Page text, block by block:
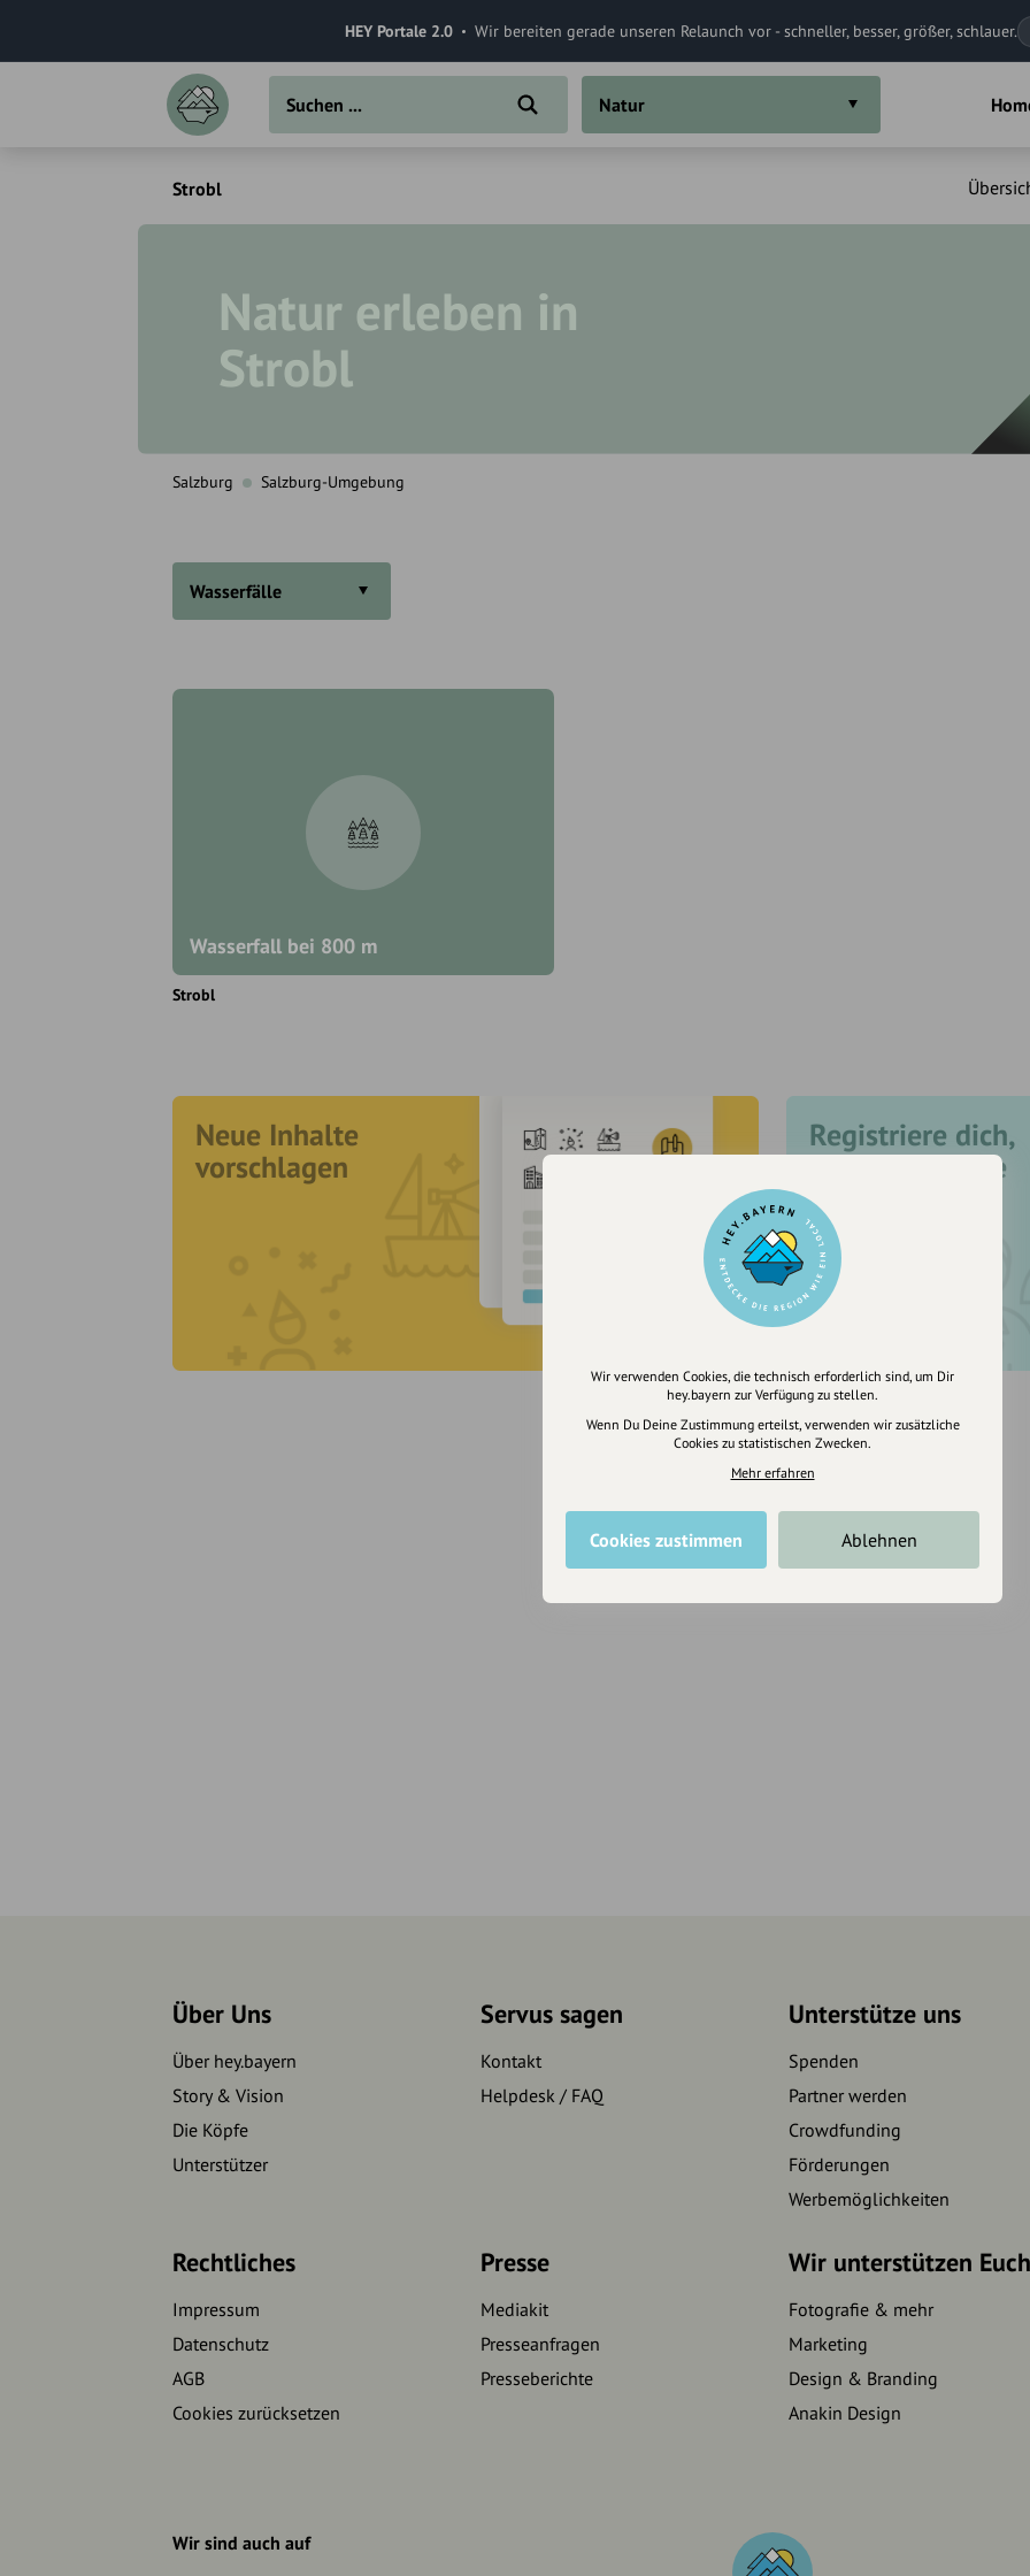
HEY Portale 2.0 Wir bereiten gerade unseren Relaunch vor - schneller, besser, größer, schlauer.
Natur
Strobl
Natur erleben in
Strobl
Salzburg Salzburg-Umgebung
Wasserfälle
Wasserfall bei 800 m
Strobl
Neue Inhalte
vorschlagen
Registriere dich,
um dir Einträge
zu merken
Über Uns
Über hey.bayern
Story & Vision
Die Köpfe
Unterstützer
Servus sagen
Kontakt
Helpdesk / FAQ
Unterstütze uns
Spenden
Partner werden
Crowdfunding
Förderungen
Werbemöglichkeiten
Rechtliches
Impressum
Datenschutz
AGB
Cookies zurücksetzen
Presse
Mediakit
Presseanfragen
Presseberichte
Wir unterstützen Euch
Fotografie & mehr
Marketing
Design & Branding
Anakin Design
Wir sind auch auf
Wir verwenden Cookies, die technisch erforderlich sind, um Dir
hey.bayern zur Verfügung zu stellen.
Wenn Du Deine Zustimmung erteilst, verwenden wir zusätzliche
Cookies zu statistischen Zwecken.
Mehr erfahren
Cookies zustimmen Ablehnen